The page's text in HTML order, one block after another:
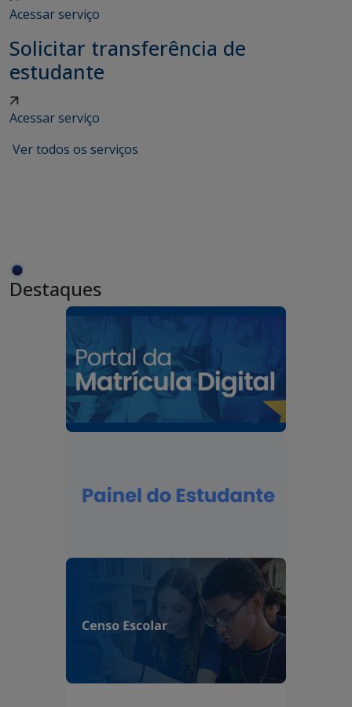
Acessar serviço
Solicitar transferência de
estudante
Acessar serviço
Ver todos os serviços
Destaques